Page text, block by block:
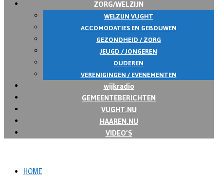
ZORG/WELZIJN
WELZIJN VUGHT
ACCOMODATIES EN GEBOUWEN
GEZONDHEID / ZORG
JEUGD / JONGEREN
OUDEREN
VERENIGINGEN / EVENEMENTEN
wijkradio
GEMEENTEBERICHTEN
VUGHT.NU
HAAREN.NU
VIDEO’S
HOME